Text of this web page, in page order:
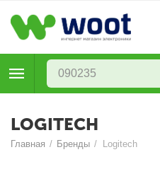
LOGITECH
Главная / Бренды / Logitech